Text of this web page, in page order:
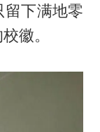
留下满地零
徽。